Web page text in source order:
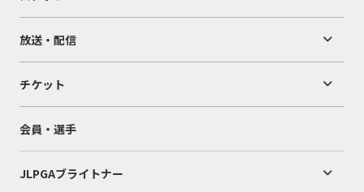
放送・配信
チケット
会員・選手
JLPGAブライトナー